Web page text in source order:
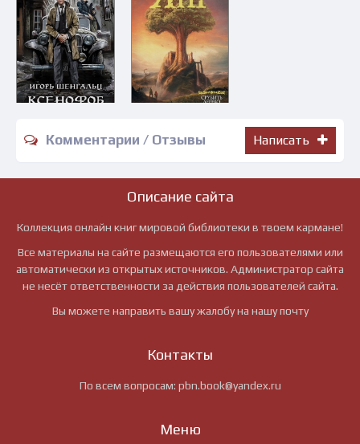
Комментарии / Отзывы Написать
Описание сайта
Коллекция онлайн книг мировой библиотеки в твоем кармане!
Все материалы на сайте размещаются его пользователями или
автоматически из открытых источников. Администратор сайта
не несёт ответственности за действия пользователей сайта.
Вы можете направить вашу жалобу на нашу почту
Контакты
По всем вопросам: pbn.book@yandex.ru
Меню